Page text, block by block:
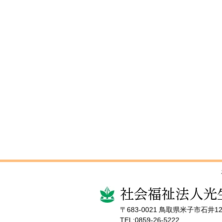
社会福祉法人光
〒683-0021 鳥取県米子市石井
TEL:0859-26-5222